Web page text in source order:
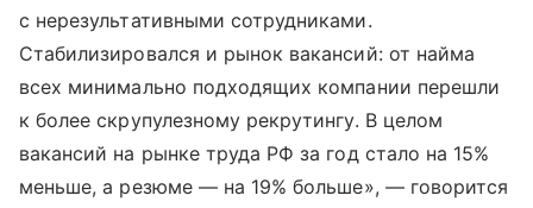
с нерезультативными сотрудниками.
Стабилизировался и рынок вакансий: от найма
всех минимально подходящих компании перешли
к более скрупулезному рекрутингу. В целом
вакансий на рынке труда РФ за год стало на 15%
меньше, а резюме — на 19% больше», — говорится